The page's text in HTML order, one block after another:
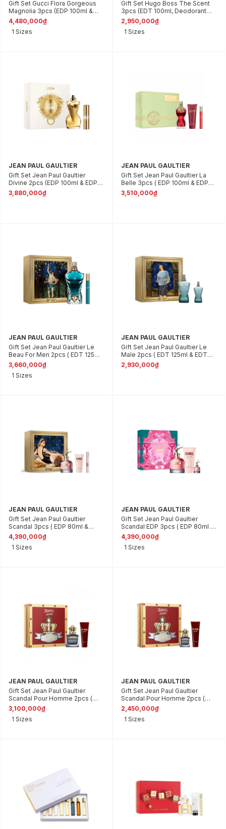
Gift Set Gucci Flora Gorgeous
Magnolia 3pcs (EDP 100ml &
EDP 5ml & EDP 10ml)
4,480,000₫
1 Sizes
Gift Set Hugo Boss The Scent
3pcs (EDT 100ml, Deodorant
Stick 75ml, Shower Gel 100ml )
2,950,000₫
1 Sizes
JEAN PAUL GAULTIER
Gift Set Jean Paul Gaultier
Divine 2pcs (EDP 100ml & EDP
10ml)
3,880,000₫
JEAN PAUL GAULTIER
Gift Set Jean Paul Gaultier La
Belle 3pcs ( EDP 100ml & EDP
10ml & Body Lotion 75ml )
3,510,000₫
JEAN PAUL GAULTIER
Gift Set Jean Paul Gaultier Le
Beau For Men 2pcs ( EDT 125ml
& EDT 10ml )
3,660,000₫
1 Sizes
JEAN PAUL GAULTIER
Gift Set Jean Paul Gaultier Le
Male 2pcs ( EDT 125ml & EDT
40ml)
2,930,000₫
JEAN PAUL GAULTIER
Gift Set Jean Paul Gaultier
Scandal 3pcs ( EDP 80ml &
Lotion Dưỡng Da 75ml & EDP
10ml )
4,390,000₫
1 Sizes
JEAN PAUL GAULTIER
Gift Set Jean Paul Gaultier
Scandal EDP 3pcs ( EDP 80ml &
EDP 6ml & Dưỡng thể 75ml )
4,390,000₫
1 Sizes
JEAN PAUL GAULTIER
Gift Set Jean Paul Gaultier
Scandal Pour Homme 2pcs (
EDT 100ml & Douche Gel 75ml )
3,100,000₫
1 Sizes
JEAN PAUL GAULTIER
Gift Set Jean Paul Gaultier
Scandal Pour Homme 2pcs (
EDT 50ml & Douche Gel 75ml )
2,450,000₫
1 Sizes